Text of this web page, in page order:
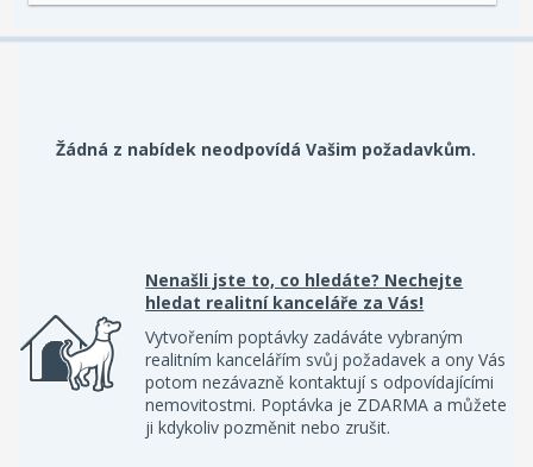
Žádná z nabídek neodpovídá Vašim požadavkům.
Nenašli jste to, co hledáte? Nechejte
hledat realitní kanceláře za Vás!
Vytvořením poptávky zadáváte vybraným
realitním kancelářím svůj požadavek a ony Vás
potom nezávazně kontaktují s odpovídajícími
nemovitostmi. Poptávka je ZDARMA a můžete
ji kdykoliv pozměnit nebo zrušit.